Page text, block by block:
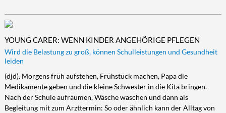
YOUNG CARER: WENN KINDER ANGEHÖRIGE PFLEGEN
Wird die Belastung zu groß, können Schulleistungen und Gesundheit
leiden
(djd). Morgens früh aufstehen, Frühstück machen, Papa die
Medikamente geben und die kleine Schwester in die Kita bringen.
Nach der Schule aufräumen, Wäsche waschen und dann als
Begleitung mit zum Arzttermin: So oder ähnlich kann der Alltag von